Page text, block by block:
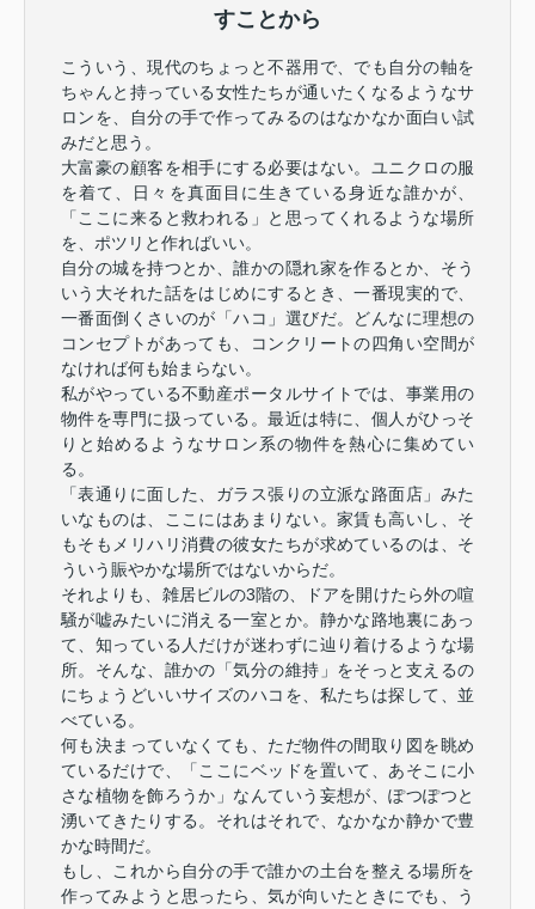
すことから
こういう、現代のちょっと不器用で、でも自分の軸を
ちゃんと持っている女性たちが通いたくなるようなサ
ロンを、自分の手で作ってみるのはなかなか面白い試
みだと思う。
大富豪の顧客を相手にする必要はない。ユニクロの服
を着て、日々を真面目に生きている身近な誰かが、
「ここに来ると救われる」と思ってくれるような場所
を、ポツリと作ればいい。
自分の城を持つとか、誰かの隠れ家を作るとか、そう
いう大それた話をはじめにするとき、一番現実的で、
一番面倒くさいのが「ハコ」選びだ。どんなに理想の
コンセプトがあっても、コンクリートの四角い空間が
なければ何も始まらない。
私がやっている不動産ポータルサイトでは、事業用の
物件を専門に扱っている。最近は特に、個人がひっそ
りと始めるようなサロン系の物件を熱心に集めてい
る。
「表通りに面した、ガラス張りの立派な路面店」みた
いなものは、ここにはあまりない。家賃も高いし、そ
もそもメリハリ消費の彼女たちが求めているのは、そ
ういう賑やかな場所ではないからだ。
それよりも、雑居ビルの3階の、ドアを開けたら外の喧
騒が嘘みたいに消える一室とか。静かな路地裏にあっ
て、知っている人だけが迷わずに辿り着けるような場
所。そんな、誰かの「気分の維持」をそっと支えるの
にちょうどいいサイズのハコを、私たちは探して、並
べている。
何も決まっていなくても、ただ物件の間取り図を眺め
ているだけで、「ここにベッドを置いて、あそこに小
さな植物を飾ろうか」なんていう妄想が、ぽつぽつと
湧いてきたりする。それはそれで、なかなか静かで豊
かな時間だ。
もし、これから自分の手で誰かの土台を整える場所を
作ってみようと思ったら、気が向いたときにでも、う